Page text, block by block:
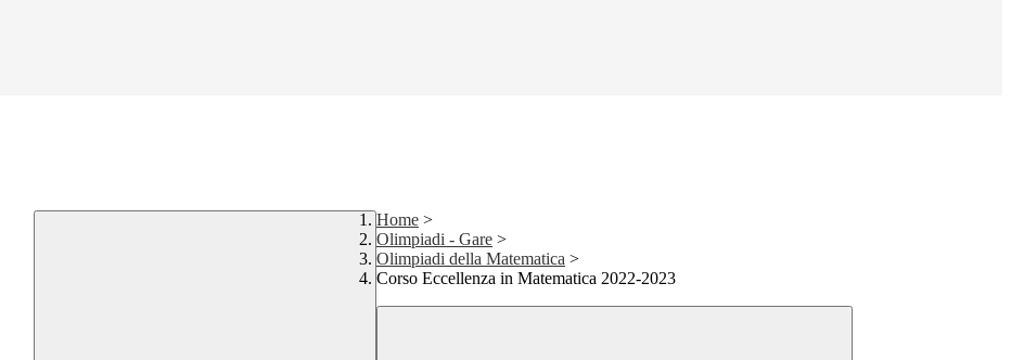
Home >
Olimpiadi - Gare >
Olimpiadi della Matematica >
Corso Eccellenza in Matematica 2022-2023